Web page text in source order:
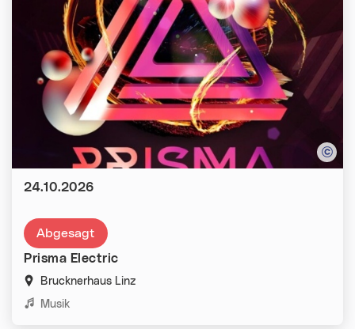
Abgesagt
Prisma Electric
Brucknerhaus Linz
Kategorien:
Musik
Datum:
24.10.2026